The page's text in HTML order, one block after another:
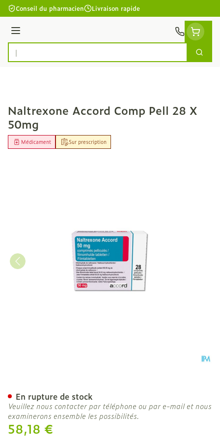
Aller au contenu
Conseil du pharmacien Livraison rapide
Menu
Rechercher
Naltrexone Accord Comp Pell 28 X
50mg
Sur prescription
Médicament
58,18 €
En rupture de stock
Veuillez nous contacter par téléphone ou par e-mail et nous
examinerons ensemble les possibilités.